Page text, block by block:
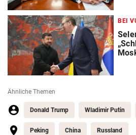
BEI
Ähnliche Themen
Donald Trump Wladimir Putin
Peking China Russland